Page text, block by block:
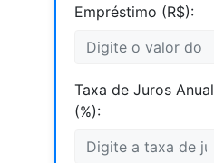
Empréstimo (R$):
Taxa de Juros Anual
(%):